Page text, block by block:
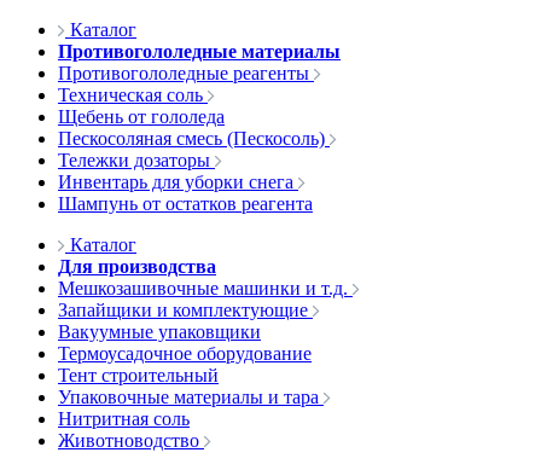
Каталог
Противогололедные материалы
Противогололедные реагенты
Техническая соль
Щебень от гололеда
Пескосоляная смесь (Пескосоль)
Тележки дозаторы
Инвентарь для уборки снега
Шампунь от остатков реагента
Каталог
Для производства
Мешкозашивочные машинки и т.д.
Запайщики и комплектующие
Вакуумные упаковщики
Термоусадочное оборудование
Тент строительный
Упаковочные материалы и тара
Нитритная соль
Животноводство